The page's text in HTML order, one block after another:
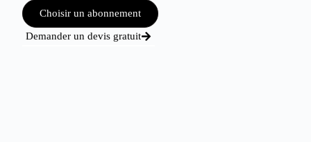
Choisir un abonnement
Demander un devis gratuit